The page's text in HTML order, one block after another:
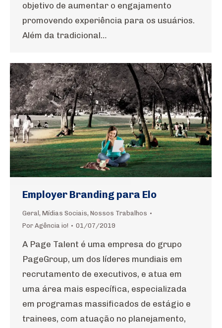
objetivo de aumentar o engajamento
promovendo experiência para os usuários.
Além da tradicional…
Employer Branding para Elo
Geral , Mídias Sociais, Nossos Trabalhos
Por Agência io! 01/07/2019
A Page Talent é uma empresa do grupo
PageGroup, um dos líderes mundiais em
recrutamento de executivos, e atua em
uma área mais específica, especializada
em programas massificados de estágio e
trainees, com atuação no planejamento,